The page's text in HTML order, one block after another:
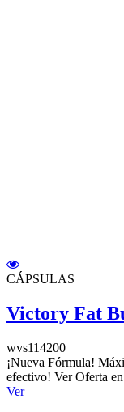
CÁPSULAS
Victory Fat
wvs114200
¡Nueva Fórmula!
efectivo! Ver Oferta
Ver